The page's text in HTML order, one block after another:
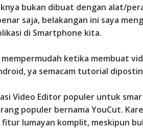
bukan dibuat dengan alat/
saja, belakangan ini saya
di Smartphone kita.
mempermudah ketika membuat
ya semacam tutorial
Video Editor populer untuk
populer bernama YouCut.
lumayan komplit, meskipun